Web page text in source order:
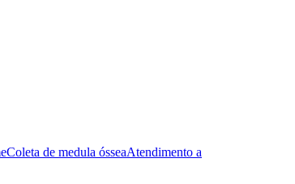
Coleta de medula ósseaAtendimento a